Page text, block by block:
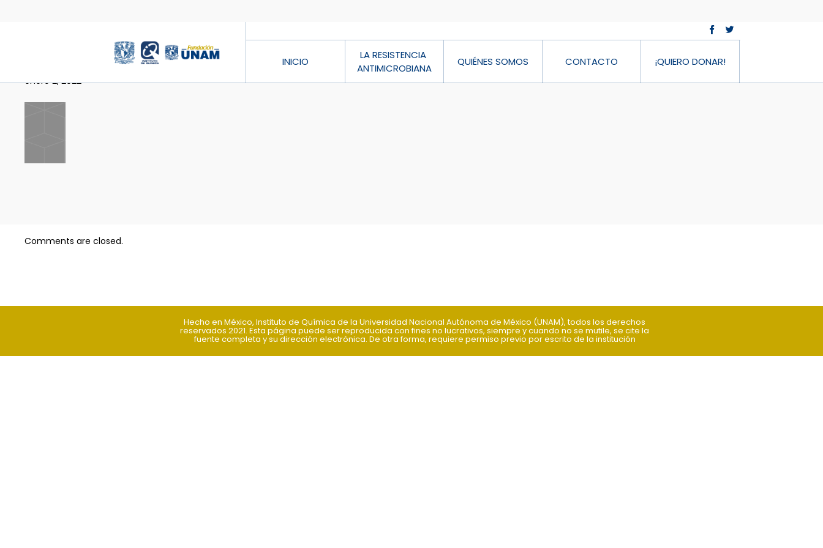
INICIO
LA RESISTENCIA
ANTIMICROBIANA
QUIÉNES SOMOS CONTACTO ¡QUIERO DONAR!
enero 2, 2022
Comments are closed.
Hecho en México, Instituto de Química de la Universidad Nacional Autónoma de México (UNAM), todos los derechos
reservados 2021. Esta página puede ser reproducida con fines no lucrativos, siempre y cuando no se mutile, se cite la
fuente completa y su dirección electrónica. De otra forma, requiere permiso previo por escrito de la institución